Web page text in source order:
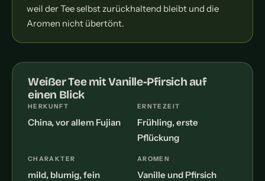
weil der Tee selbst zurückhaltend bleibt und die
Aromen nicht übertönt.
Weißer Tee mit Vanille-Pfirsich auf
einen Blick
HERKUNFT
China, vor allem Fujian
ERNTEZEIT
Frühling, erste
Pflückung
CHARAKTER
mild, blumig, fein
AROMEN
Vanille und Pfirsich